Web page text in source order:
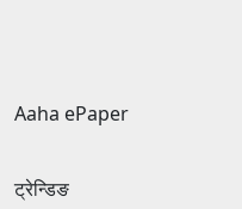
Aaha ePaper
ट्रेन्डिङ